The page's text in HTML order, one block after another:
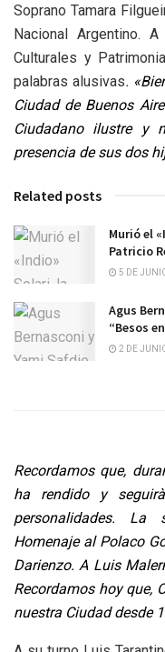
Soprano Tamara
Nacional Argentino.
Culturales y
palabras alusivas.
Ciudad de Buenos
Ciudadano ilustre y
presencia de sus dos
Related posts
Murió el
Patricio
5 DE
Agus
“Besos
2 DE
Recordamos que,
ha rendido y
personalidades.
Homenaje al Polaco
Darienzo. A Luis
Recordamos hoy que,
nuestra Ciudad desde